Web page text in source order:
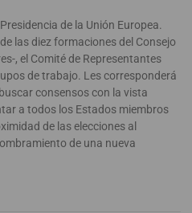
de la Unión Europea.
las diez formaciones del Consejo
, el Comité de Representantes
de trabajo. Les corresponderá
consensos con la vista
a todos los Estados miembros
de las elecciones al
de una nueva